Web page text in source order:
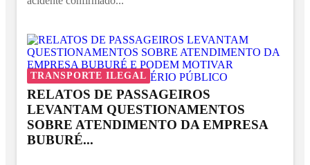
TRANSPORTE ILEGAL
RELATOS DE PASSAGEIROS
LEVANTAM QUESTIONAMENTOS
SOBRE ATENDIMENTO DA EMPRESA
BUBURÉ...